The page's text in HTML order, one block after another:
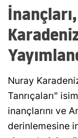
Nuray
Tanrıçaları"
inançlarını ve
derinlemesine